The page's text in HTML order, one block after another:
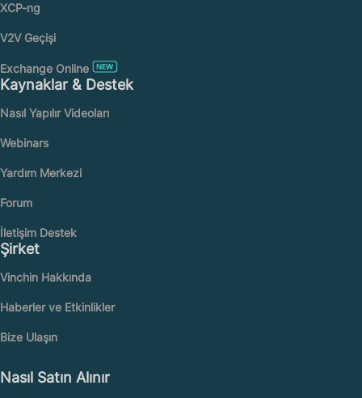
XCP-ng
V2V Geçişi
Exchange Online
Kaynaklar & Destek
Nasıl Yapılır Videoları
Webinars
Yardım Merkezi
Forum
İletişim Destek
Şirket
Vinchin Hakkında
Haberler ve Etkinlikler
Bize Ulaşın
Nasıl Satın Alınır